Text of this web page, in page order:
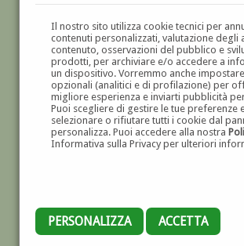
Il nostro sito utilizza cookie tecnici per
contenuti personalizzati, valutazione degli
contenuto, osservazioni del pubblico e
prodotti, per archiviare e/o accedere a
un dispositivo. Vorremmo anche
opzionali (analitici e di profilazione) per
migliore esperienza e inviarti pubblicità
Puoi scegliere di gestire le tue preferenze
selezionare o rifiutare tutti i cookie dal
personalizza. Puoi accedere alla nostra
Informativa sulla Privacy per ulteriori
PERSONALIZZA ACCETTA
GALLERIAD'ARTE
DIPINTI E SCULTURE '800